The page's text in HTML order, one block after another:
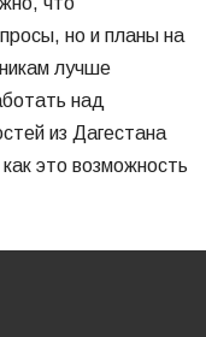
но и планы на
лучше
над
из Дагестана
это возможность